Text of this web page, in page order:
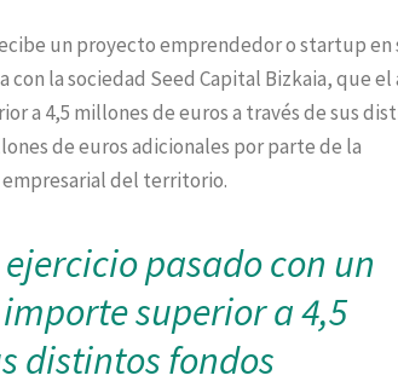
un proyecto emprendedor o startup en
la sociedad Seed Capital Bizkaia, que el
a 4,5 millones de euros a través de sus
de euros adicionales por parte de la
del territorio.
pasado con un
superior a 4,5
distintos fondos